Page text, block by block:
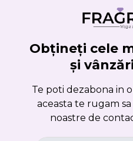
Obțineți cele
și
Te poti dezabona in
aceasta te rugam
noastre de